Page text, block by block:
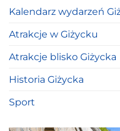
Kalendarz wydarzeń
Atrakcje w Giżycku
Atrakcje blisko Giżycka
Historia Giżycka
Sport